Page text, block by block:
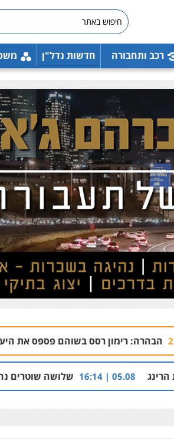
רכב ותחבורה חדשות נדל"ן
רסס בשוהם פספס את היעד ופגע בבית
שלושה שוטרים נחקרו בחשד